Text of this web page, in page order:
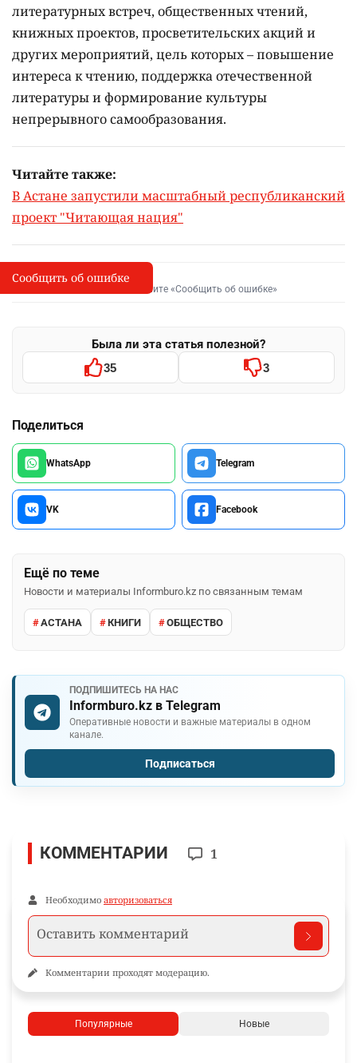
литературных встреч, общественных чтений,
книжных проектов, просветительских акций и
других мероприятий, цель которых –повышение
интереса к чтению, поддержка отечественной
литературы и формирование культуры
непрерывного самообразования.
Читайте также:
В Астане запустили масштабный республиканский
проект "Читающая нация"
I
Сообщить об опечатке
Выделите фрагмент и нажмите «Сообщить об ошибке»
Была ли эта статья полезной?
35 3
Поделиться
WhatsApp Telegram
VK Facebook
Ещё по теме
Новости и материалы Informburo.kz по связанным темам
АСТАНА КНИГИ ОБЩЕСТВО
ПОДПИШИТЕСЬ НА НАС
Informburo.kz в Telegram
Оперативные новости и важные материалы в одном
канале.
Подписаться
Сообщить об ошибке
КОММЕНТАРИИ 1
Необходимо авторизоваться
Комментарии проходят модерацию.
Популярные Новые